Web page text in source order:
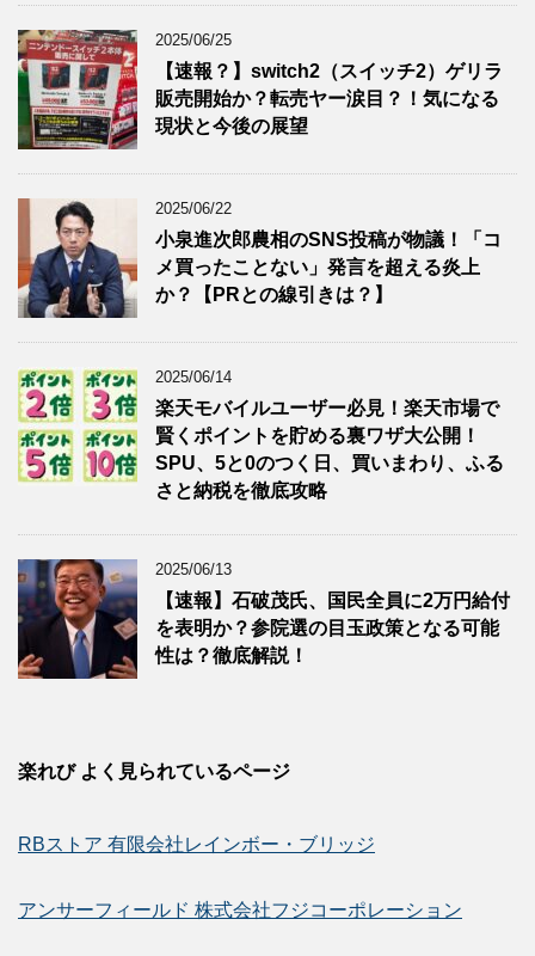
2025/06/25
【速報？】switch2（スイッチ2）ゲリラ
販売開始か？転売ヤー涙目？！気になる
現状と今後の展望
2025/06/22
小泉進次郎農相のSNS投稿が物議！「コ
メ買ったことない」発言を超える炎上
か？【PRとの線引きは？】
2025/06/14
楽天モバイルユーザー必見！楽天市場で
賢くポイントを貯める裏ワザ大公開！
SPU、5と0のつく日、買いまわり、ふる
さと納税を徹底攻略
2025/06/13
【速報】石破茂氏、国民全員に2万円給付
を表明か？参院選の目玉政策となる可能
性は？徹底解説！
楽れび よく見られているページ
RBストア 有限会社レインボー・ブリッジ
アンサーフィールド 株式会社フジコーポレーション